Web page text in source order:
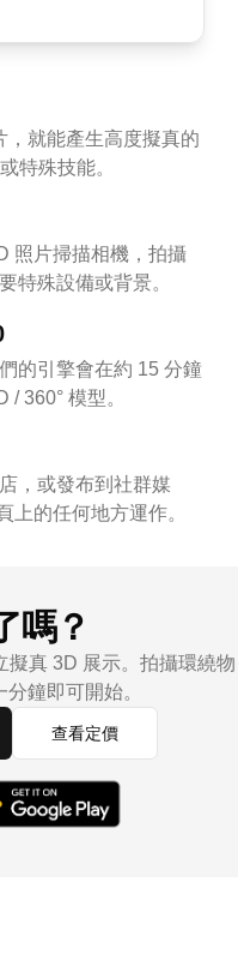
，就能產生高度擬真的
特殊技能。
照片掃描相機，拍攝
特殊設備或背景。
的引擎會在約 15 分鐘
360° 模型。
，或發布到社群媒
上的任何地方運作。
嗎？
擬真 3D 展示。拍攝環繞物
鐘即可開始。
查看定價